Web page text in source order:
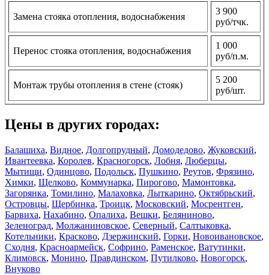
Замена стояка отопления, водоснабжения
3 900
руб/тчк.
Перенос стояка отопления, водоснабжения
1 000
руб/п.м.
Монтаж трубы отопления в стене (стояк)
5 200
руб/шт.
Цены в других городах:
Балашиха, Видное, Долгопрудный, Домодедово, Жуковский,
Ивантеевка, Королев, Красногорск, Лобня, Люберцы,
Мытищи, Одинцово, Подольск, Пушкино, Реутов, Фрязино,
Химки, Щелково, Коммунарка, Пирогово, Мамонтовка,
Загорянка, Томилино, Малаховка, Лыткарино, Октябрьский,
Островцы, Щербинка, Троицк, Московский, Мосрентген,
Барвиха, Нахабино, Опалиха, Вешки, Беляниново,
Зеленоград, Молжаниновское, Северный, Салтыковка,
Котельники, Красково, Дзержинский, Горки, Новоивановское,
Сходня, Красноармейск, Софрино, Раменское, Ватутинки,
Климовск, Монино, Правдинском, Путилково, Новогорск,
Внуково